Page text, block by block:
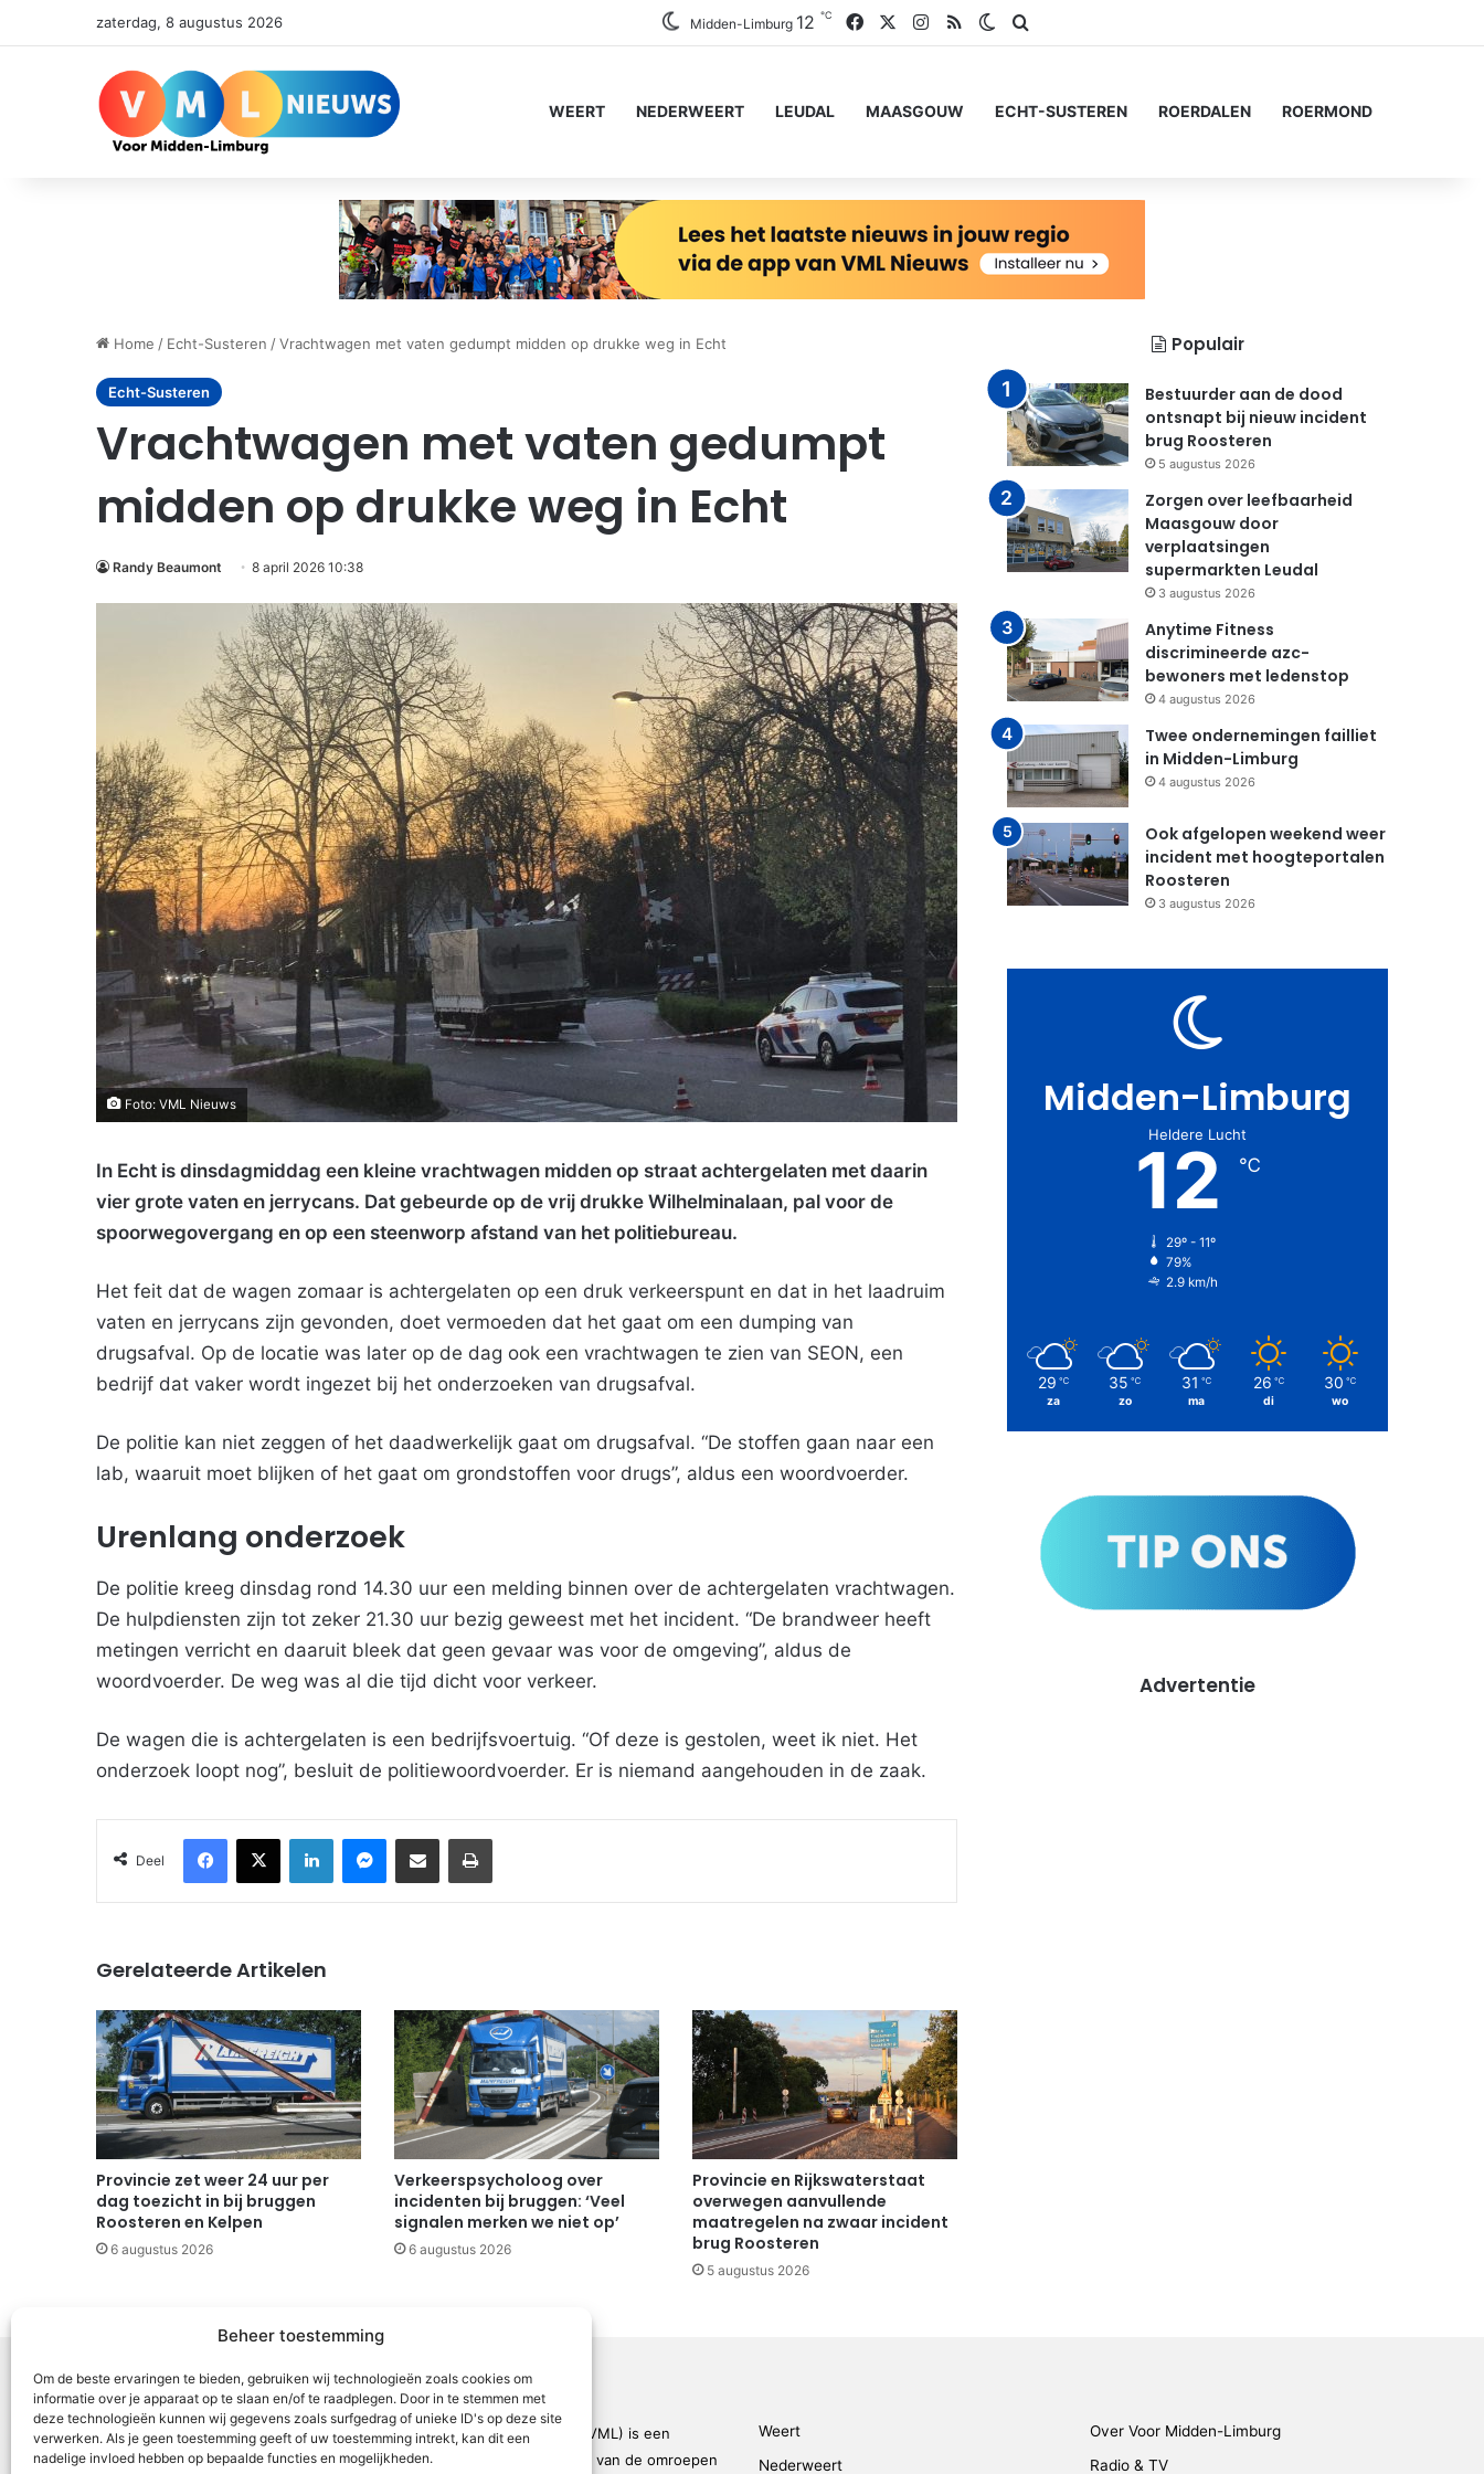
Beheer toestemming
Om de beste ervaringen te bieden, gebruiken wij technologieën zoals cookies om
informatie over je apparaat op te slaan en/of te raadplegen. Door in te stemmen met
deze technologieën kunnen wij gegevens zoals surfgedrag of unieke ID's op deze site
verwerken. Als je geen toestemming geeft of uw toestemming intrekt, kan dit een
nadelige invloed hebben op bepaalde functies en mogelijkheden.
zaterdag, 8 augustus 2026 Midden-Limburg 12 ℃ FacebookInstagram
RSS Switch skin
WEERT NEDERWEERT LEUDAL MAASGOUW ECHT-SUSTEREN ROERDALEN ROERMOND
Home / Echt-Susteren /Vrachtwagen met vaten gedumpt midden op drukke weg in Echt
Echt-Susteren
Vrachtwagen met vaten gedumpt
midden op drukke weg in Echt
Randy Beaumont 8 april 2026 10:38
Foto: VML Nieuws
In Echt is dinsdagmiddag een kleine vrachtwagen midden op straat achtergelaten met daarin
vier grote vaten en jerrycans. Dat gebeurde op de vrij drukke Wilhelminalaan, pal voor de
spoorwegovergang en op een steenworp afstand van het politiebureau.
Het feit dat de wagen zomaar is achtergelaten op een druk verkeerspunt en dat in het laadruim
vaten en jerrycans zijn gevonden, doet vermoeden dat het gaat om een dumping van
drugsafval. Op de locatie was later op de dag ook een vrachtwagen te zien van SEON, een
bedrijf dat vaker wordt ingezet bij het onderzoeken van drugsafval.
De politie kan niet zeggen of het daadwerkelijk gaat om drugsafval. “De stoffen gaan naar een
lab, waaruit moet blijken of het gaat om grondstoffen voor drugs”, aldus een woordvoerder.
Urenlang onderzoek
De politie kreeg dinsdag rond 14.30 uur een melding binnen over de achtergelaten vrachtwagen.
De hulpdiensten zijn tot zeker 21.30 uur bezig geweest met het incident. “De brandweer heeft
metingen verricht en daaruit bleek dat geen gevaar was voor de omgeving”, aldus de
woordvoerder. De weg was al die tijd dicht voor verkeer.
De wagen die is achtergelaten is een bedrijfsvoertuig. “Of deze is gestolen, weet ik niet. Het
onderzoek loopt nog”, besluit de politiewoordvoerder. Er is niemand aangehouden in de zaak.
Deel
Facebook
X LinkedInMessenger
Deel via Email Print
Gerelateerde Artikelen
Provincie zet weer 24 uur per
dag toezicht in bij bruggen
Roosteren en Kelpen
6 augustus 2026
Verkeerspsycholoog over
incidenten bij bruggen: ‘Veel
signalen merken we niet op’
6 augustus 2026
Provincie en Rijkswaterstaat
overwegen aanvullende
maatregelen na zwaar incident
brug Roosteren
5 augustus 2026
Populair
Bestuurder aan de dood
ontsnapt bij nieuw incident
brug Roosteren
5 augustus 2026
Zorgen over leefbaarheid
Maasgouw door
verplaatsingen
supermarkten Leudal
3 augustus 2026
Anytime Fitness
discrimineerde azc-
bewoners met ledenstop
4 augustus 2026
Twee ondernemingen failliet
in Midden-Limburg
4 augustus 2026
Ook afgelopen weekend weer
incident met hoogteportalen
Roosteren
3 augustus 2026
Midden-Limburg
Heldere Lucht
12 ℃
29º - 11º
79%
2.9 km/h
29 ℃
za
35 ℃
zo
31 ℃
ma
26 ℃
di
30 ℃
wo
Advertentie
Voor Midden-Limburg (VML) is een
samenwerkingsverband van de omroepen
Weert
Nederweert
Over Voor Midden-Limburg
Radio & TV